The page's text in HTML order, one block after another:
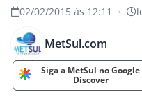
02/02/2015 às 12:11 •
MetSul.com
Siga a MetSul no Google
Discover